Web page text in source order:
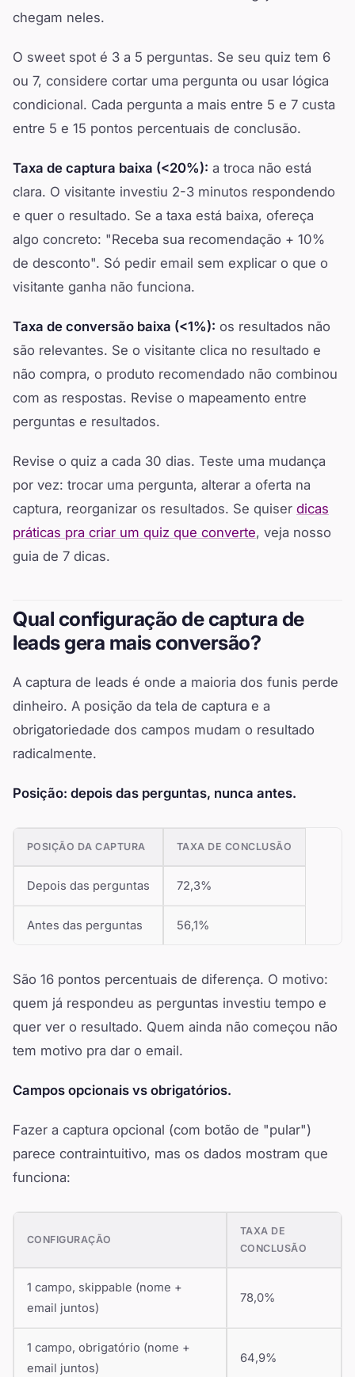
chegam neles.
O sweet spot é 3 a 5 perguntas. Se seu quiz tem 6
ou 7, considere cortar uma pergunta ou usar lógica
condicional. Cada pergunta a mais entre 5 e 7 custa
entre 5 e 15 pontos percentuais de conclusão.
Taxa de captura baixa (<20%): a troca não está
clara. O visitante investiu 2-3 minutos respondendo
e quer o resultado. Se a taxa está baixa, ofereça
algo concreto: "Receba sua recomendação + 10%
de desconto". Só pedir email sem explicar o que o
visitante ganha não funciona.
Taxa de conversão baixa (<1%): os resultados não
são relevantes. Se o visitante clica no resultado e
não compra, o produto recomendado não combinou
com as respostas. Revise o mapeamento entre
perguntas e resultados.
Revise o quiz a cada 30 dias. Teste uma mudança
por vez: trocar uma pergunta, alterar a oferta na
captura, reorganizar os resultados. Se quiser dicas
práticas pra criar um quiz que converte, veja nosso
guia de 7 dicas.
Qual configuração de captura de
leads gera mais conversão?
A captura de leads é onde a maioria dos funis perde
dinheiro. A posição da tela de captura e a
obrigatoriedade dos campos mudam o resultado
radicalmente.
Posição: depois das perguntas, nunca antes.
POSIÇÃO DA CAPTURA TAXA DE CONCLUSÃO
Depois das perguntas 72,3%
Antes das perguntas 56,1%
São 16 pontos percentuais de diferença. O motivo:
quem já respondeu as perguntas investiu tempo e
quer ver o resultado. Quem ainda não começou não
tem motivo pra dar o email.
Campos opcionais vs obrigatórios.
Fazer a captura opcional (com botão de "pular")
parece contraintuitivo, mas os dados mostram que
funciona:
CONFIGURAÇÃO
TAXA DE
CONCLUSÃO
1 campo, skippable (nome +
email juntos)
78,0%
1 campo, obrigatório (nome +
email juntos)
64,9%